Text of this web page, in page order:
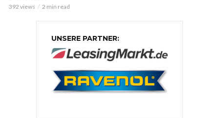
392 views 2 min read
UNSERE PARTNER: